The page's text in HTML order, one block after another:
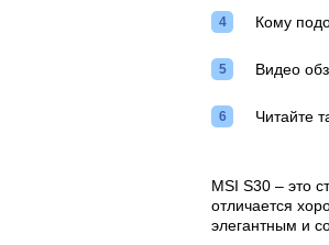
Кому
Видео
Читайте
MSI S30 – это
отличается
элегантным и